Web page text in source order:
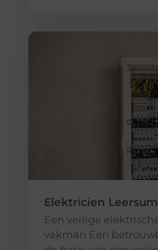
Elektricien
Een veilige
vakman Een